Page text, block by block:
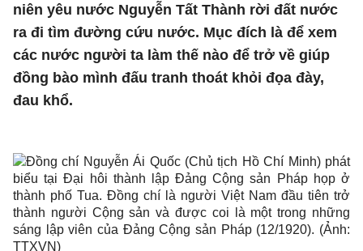
niên yêu nước Nguyễn Tất Thành rời đất nước
ra đi tìm đường cứu nước. Mục đích là để xem
các nước người ta làm thế nào để trở về giúp
đồng bào mình đấu tranh thoát khỏi đọa đày,
đau khổ.